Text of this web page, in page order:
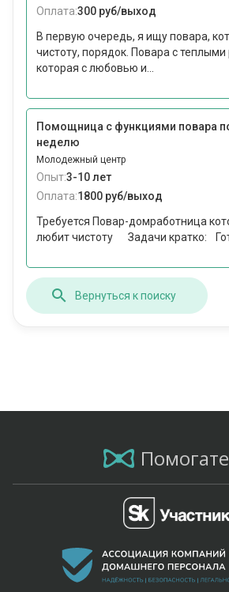
Оплата:300 руб/выход
В первую очередь, я ищу повара,
чистоту, порядок. Повара с теплыми
которая с любовью и...
Помощница с функциями повара
неделю
Молодежный центр
Опыт:3-10 лет
Оплата:1800 руб/выход
Требуется Повар-домработница
любит чистоту Задачи кратко:
Вернуться к поиску